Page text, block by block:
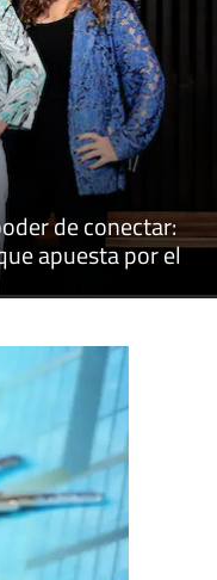
de conectar:
apuesta por el